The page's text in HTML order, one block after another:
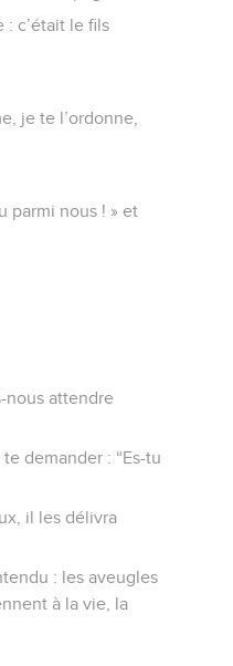
c’était le fils
je te l’ordonne,
parmi nous ! » et
nous attendre
demander : “Es-tu
il les délivra
: les aveugles
à la vie, la